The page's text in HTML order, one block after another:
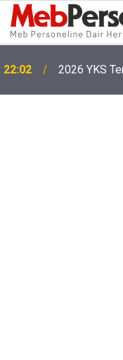
22:02 2026 YKS